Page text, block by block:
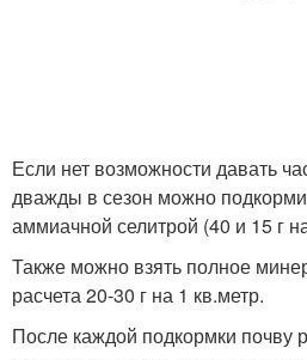
Если нет возможности давать
дважды в сезон можно
аммиачной селитрой (40 и 15 г
Также можно взять полное
расчета 20-30 г на 1 кв.метр.
После каждой подкормки почву